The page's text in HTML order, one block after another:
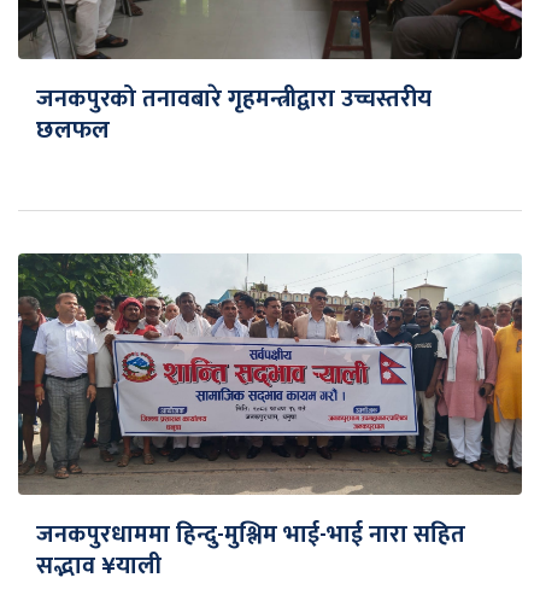
जनकपुरको तनावबारे गृहमन्त्रीद्वारा उच्चस्तरीय
छलफल
जनकपुरधाममा हिन्दु-मुश्लिम भाई-भाई नारा सहित
सद्भाव ¥याली